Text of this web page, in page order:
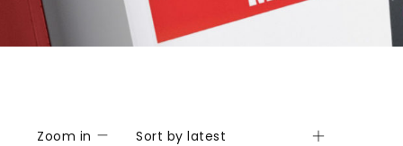
Sort by latest
Zoom in